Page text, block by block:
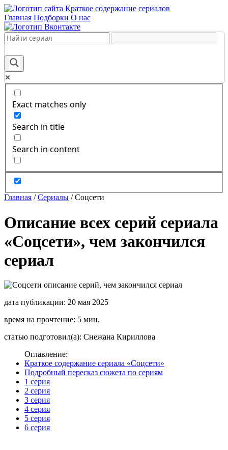
Краткое содержание сериалов
Главная Подборки О нас
Exact matches only
Search in title
Search in content
Главная /Сериалы /Соцсети
Описание всех серий сериала
«Соцсети», чем закончился
сериал
дата публикации: 20 мая 2025
время на прочтение: 5 мин.
статью подготовил(а): Снежана Кириллова
Оглавление:
Краткое содержание сериала «Соцсети»
Подробный пересказ сюжета по сериям
1 серия
2 серия
3 серия
4 серия
5 серия
6 серия